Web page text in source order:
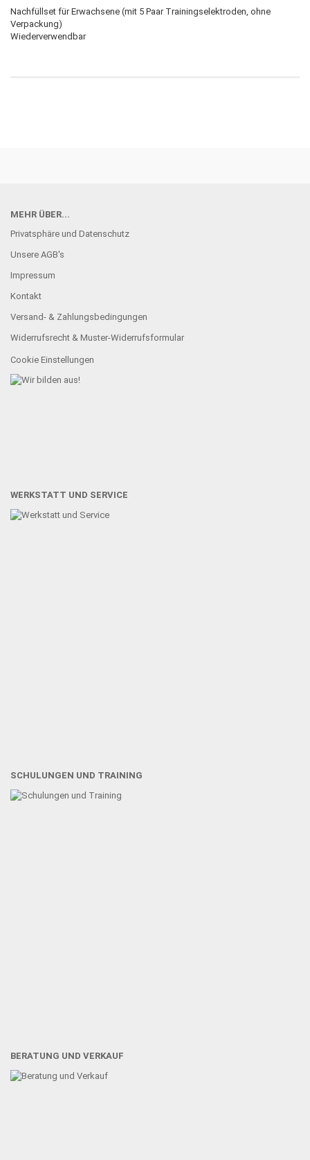
Nachfüllset für Erwachsene (mit 5 Paar Trainingselektroden, ohne
Verpackung)
Wiederverwendbar
MEHR ÜBER...
Privatsphäre und Datenschutz
Unsere AGB's
Impressum
Kontakt
Versand- & Zahlungsbedingungen
Widerrufsrecht & Muster-Widerrufsformular
Cookie Einstellungen
WERKSTATT UND SERVICE
SCHULUNGEN UND TRAINING
BERATUNG UND VERKAUF